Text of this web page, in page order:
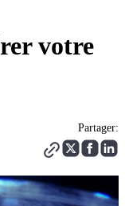
votre
Partager: